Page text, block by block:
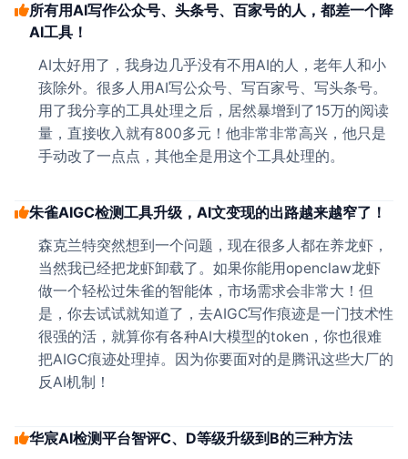
所有用AI写作公众号、头条号、百家号的人，都差一个降
AI工具！
AI太好用了，我身边几乎没有不用AI的人，老年人和小
孩除外。很多人用AI写公众号、写百家号、写头条号。
用了我分享的工具处理之后，居然暴增到了15万的阅读
量，直接收入就有800多元！他非常非常高兴，他只是
手动改了一点点，其他全是用这个工具处理的。
朱雀AIGC检测工具升级，AI文变现的出路越来越窄了！
森克兰特突然想到一个问题，现在很多人都在养龙虾，
当然我已经把龙虾卸载了。如果你能用openclaw龙虾
做一个轻松过朱雀的智能体，市场需求会非常大！但
是，你去试试就知道了，去AIGC写作痕迹是一门技术性
很强的活，就算你有各种AI大模型的token，你也很难
把AIGC痕迹处理掉。因为你要面对的是腾讯这些大厂的
反AI机制！
华宸AI检测平台智评C、D等级升级到B的三种方法